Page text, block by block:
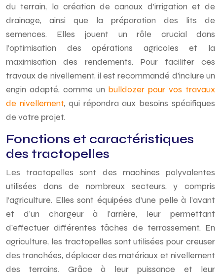
du terrain, la création de canaux d’irrigation et de
drainage, ainsi que la préparation des lits de
semences. Elles jouent un rôle crucial dans
l’optimisation des opérations agricoles et la
maximisation des rendements. Pour faciliter ces
travaux de nivellement, il est recommandé d’inclure un
engin adapté, comme un bulldozer pour vos travaux
de nivellement, qui répondra aux besoins spécifiques
de votre projet.
Fonctions et caractéristiques
des tractopelles
Les tractopelles sont des machines polyvalentes
utilisées dans de nombreux secteurs, y compris
l’agriculture. Elles sont équipées d’une pelle à l’avant
et d’un chargeur à l’arrière, leur permettant
d’effectuer différentes tâches de terrassement. En
agriculture, les tractopelles sont utilisées pour creuser
des tranchées, déplacer des matériaux et nivellement
des terrains. Grâce à leur puissance et leur